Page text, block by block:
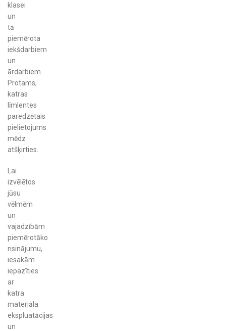
klasei
un
tā
piemērota
iekšdarbiem
un
ārdarbiem.
Protams,
katras
līmlentes
paredzētais
pielietojums
mēdz
atšķirties.
Lai
izvēlētos
jūsu
vēlmēm
un
vajadzībām
piemērotāko
risinājumu,
iesakām
iepazīties
ar
katra
materiāla
ekspluatācijas
un